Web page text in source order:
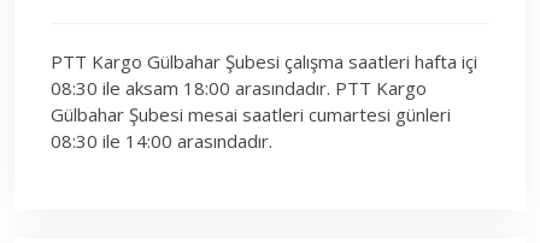
PTT Kargo Gülbahar Şubesi çalışma saatleri hafta içi
08:30 ile aksam 18:00 arasındadır. PTT Kargo
Gülbahar Şubesi mesai saatleri cumartesi günleri
08:30 ile 14:00 arasındadır.